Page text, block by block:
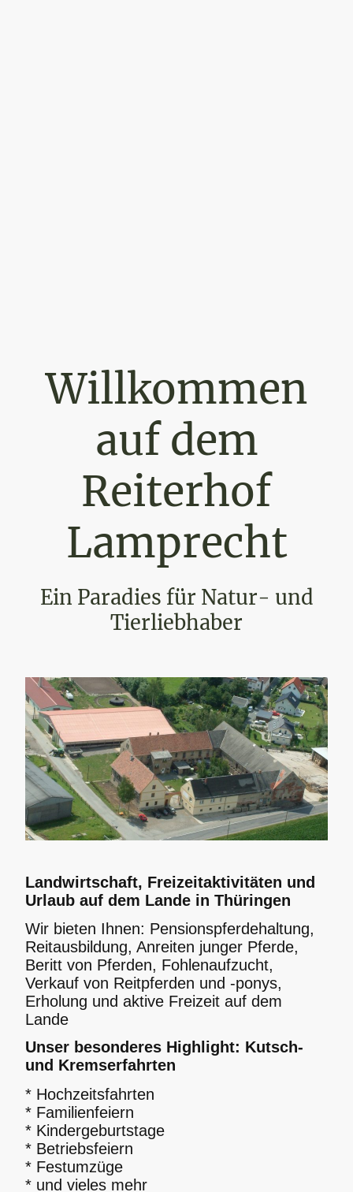
Willkommen
auf dem
Reiterhof
Lamprecht
Ein Paradies für Natur- und
Tierliebhaber
Landwirtschaft, Freizeitaktivitäten und
Urlaub auf dem Lande in Thüringen
Wir bieten Ihnen: Pensionspferdehaltung,
Reitausbildung, Anreiten junger Pferde,
Beritt von Pferden, Fohlenaufzucht,
Verkauf von Reitpferden und -ponys,
Erholung und aktive Freizeit auf dem
Lande
Unser besonderes Highlight: Kutsch-
und Kremserfahrten
* Hochzeitsfahrten
* Familienfeiern
* Kindergeburtstage
* Betriebsfeiern
* Festumzüge
* und vieles mehr